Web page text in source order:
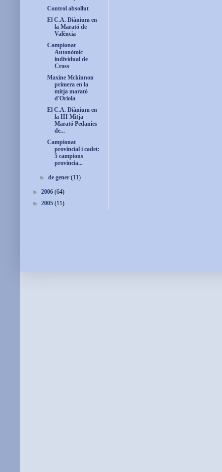
Control absollut
El C.A. Diànium en
la Marató de
València
Campionat
Autonòmic
individual de
Cross
Maxine Mckinnon
primera en la
mitja marató
d'Oriola
El C.A. Diànium en
la III Mitja
Marató Pedanies
de...
Campionat
provincial i cadet:
5 campions
provincia...
►de gener(11)
► 2006 (64)
► 2005 (11)